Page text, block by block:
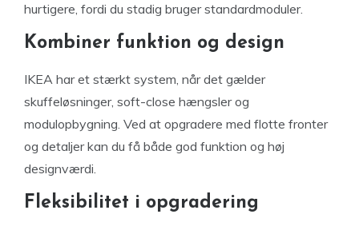
hurtigere, fordi du stadig bruger standardmoduler.
Kombiner funktion og design
IKEA har et stærkt system, når det gælder
skuffeløsninger, soft-close hængsler og
modulopbygning. Ved at opgradere med flotte fronter
og detaljer kan du få både god funktion og høj
designværdi.
Fleksibilitet i opgradering